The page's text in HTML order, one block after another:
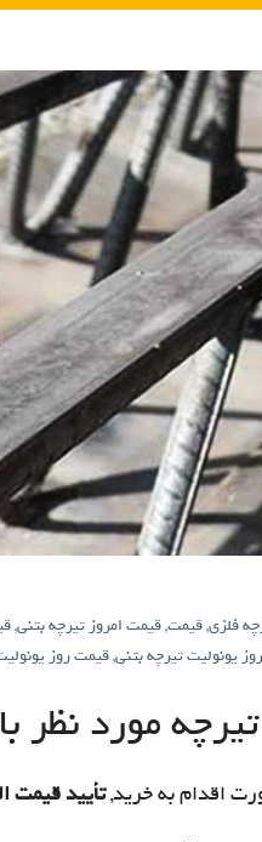
فلزی,قیمت,قیمت امروز تیرچه بتنی,
یونولیت تیرچه بتنی,قیمت روز
مورد نظر
اقدام به خرید,تأیید قیمت